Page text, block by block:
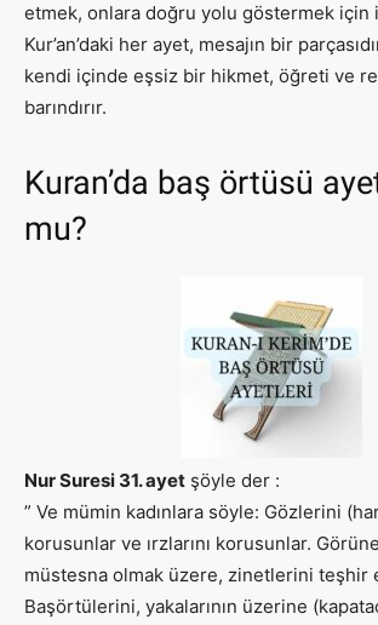
etmek, onlara doğru yolu göstermek için
Kur’an’daki her ayet, mesajın bir
kendi içinde eşsiz bir hikmet, öğreti ve
barındırır.
Kuran’da baş örtüsü
mu?
Nur Suresi 31. ayet şöyle der :
” Ve mümin kadınlara söyle: Gözlerini
korusunlar ve ırzlarını korusunlar.
müstesna olmak üzere, zinetlerini teşhir
Başörtülerini, yakalarının üzerine